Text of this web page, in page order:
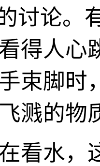
讨论。
得人心
束脚时
溅的物
看水，